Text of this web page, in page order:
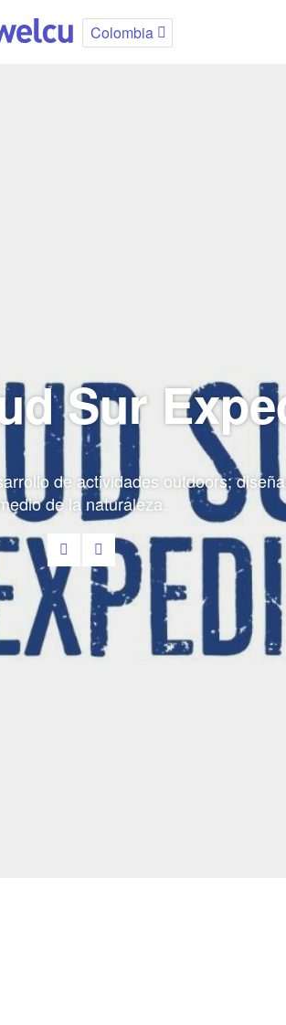
Colombia
Sur
de actividades outdoors;
de la naturaleza.